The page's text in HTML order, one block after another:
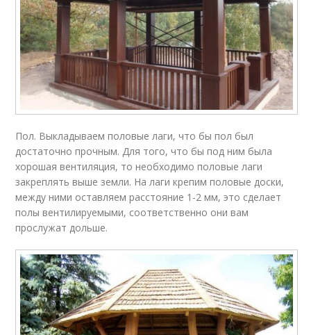
Пол. Выкладываем половые лаги, что бы пол был
достаточно прочным. Для того, что бы под ним была
хорошая вентиляция, то необходимо половые лаги
закреплять выше земли. На лаги крепим половые доски,
между ними оставляем расстояние 1-2 мм, это сделает
полы вентилируемыми, соответственно они вам
прослужат дольше.